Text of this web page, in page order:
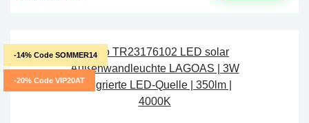
-14% Code SOMMER14
-20% Code VIP20AT